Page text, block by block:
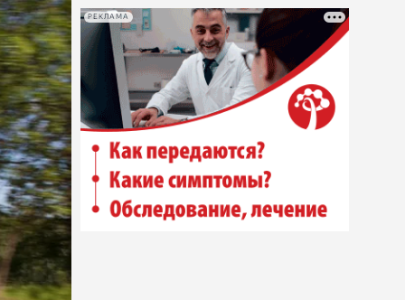
РЕКЛАМА